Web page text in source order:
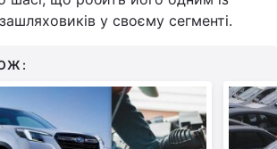
у своєму сегменті.